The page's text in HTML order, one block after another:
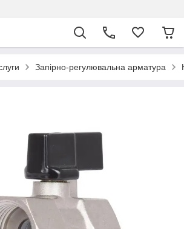
Запірно-регулювальна арматура